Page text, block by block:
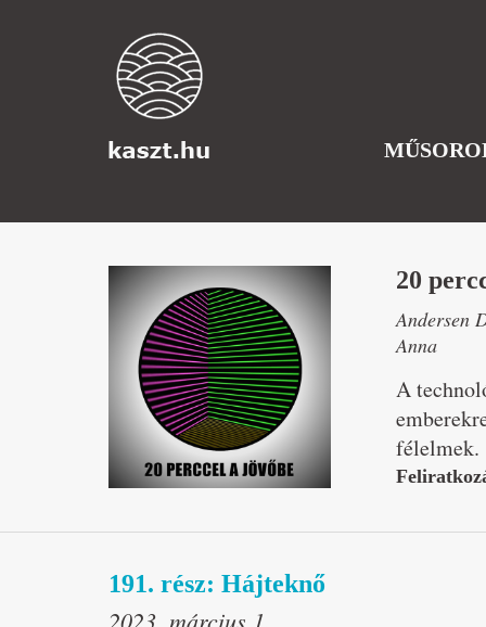
20
Andersen
Anna
A
félelmek.
191. rész: Hájteknő
2023. március 1.